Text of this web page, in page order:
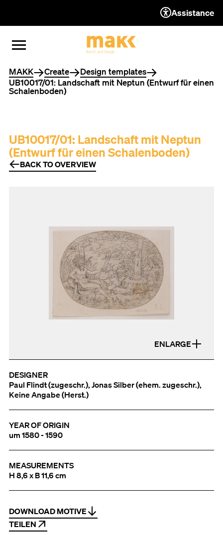
TO THE CONTENT
TO THE NAVIGATION
TO THE FOOTER
OPEN MENU
CLOSE MENU
Assistance
You are here
MAKK Create
Design templates
UB10017/01: Landschaft mit Neptun (Entwurf für einen
Schalenboden)
UB10017/01: Landschaft mit Neptun
(Entwurf für einen Schalenboden)
BACK TO OVERVIEW
ENLARGE
DESIGNER
Paul Flindt (zugeschr.), Jonas Silber (ehem. zugeschr.),
Keine Angabe (Herst.)
YEAR OF ORIGIN
um 1580 - 1590
MEASUREMENTS
H 8,6 x B 11,6 cm
DOWNLOAD MOTIVE
TEILEN